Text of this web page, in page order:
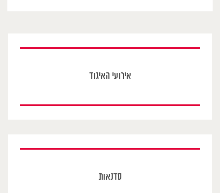
אירועי האיגוד
סדנאות